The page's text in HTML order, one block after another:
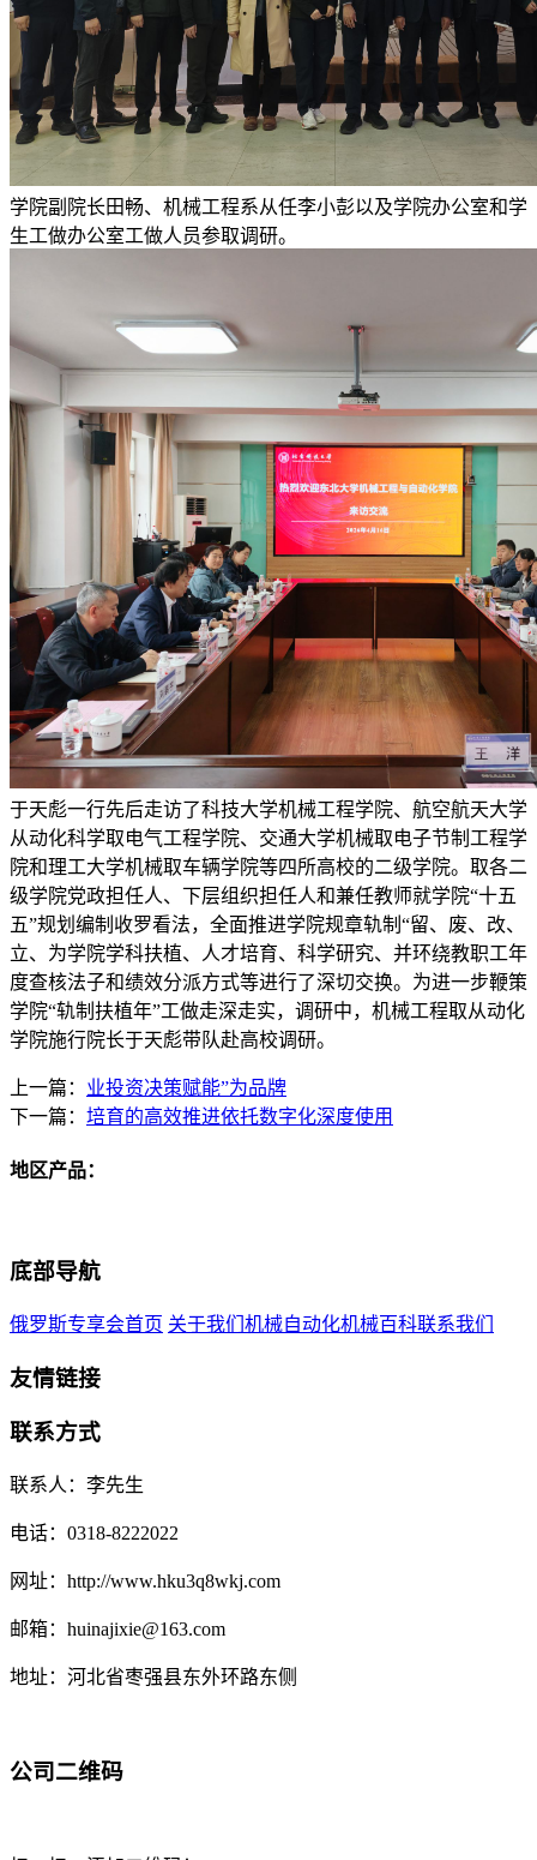
学院副院长田畅、机械工程系从任李小彭以及学院办公室和学
生工做办公室工做人员参取调研。
于天彪一行先后走访了科技大学机械工程学院、航空航天大学
从动化科学取电气工程学院、交通大学机械取电子节制工程学
院和理工大学机械取车辆学院等四所高校的二级学院。取各二
级学院党政担任人、下层组织担任人和兼任教师就学院“十五
五”规划编制收罗看法，全面推进学院规章轨制“留、废、改、
立、为学院学科扶植、人才培育、科学研究、并环绕教职工年
度查核法子和绩效分派方式等进行了深切交换。为进一步鞭策
学院“轨制扶植年”工做走深走实，调研中，机械工程取从动化
学院施行院长于天彪带队赴高校调研。
上一篇： 业投资决策赋能”为品牌
下一篇： 培育的高效推进依托数字化深度使用
地区产品：
底部导航
俄罗斯专享会首页 关于我们 机械自动化机械百科联系我们
友情链接
联系方式
联系人：李先生
电话：0318-8222022
网址：http://www.hku3q8wkj.com
邮箱：huinajixie@163.com
地址：河北省枣强县东外环路东侧
公司二维码